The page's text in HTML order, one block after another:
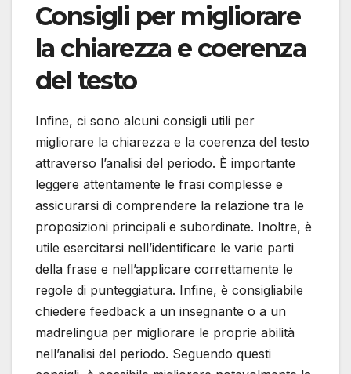
Consigli per migliorare
la chiarezza e coerenza
del testo
Infine, ci sono alcuni consigli utili per
migliorare la chiarezza e la coerenza del testo
attraverso l’analisi del periodo. È importante
leggere attentamente le frasi complesse e
assicurarsi di comprendere la relazione tra le
proposizioni principali e subordinate. Inoltre, è
utile esercitarsi nell’identificare le varie parti
della frase e nell’applicare correttamente le
regole di punteggiatura. Infine, è consigliabile
chiedere feedback a un insegnante o a un
madrelingua per migliorare le proprie abilità
nell’analisi del periodo. Seguendo questi